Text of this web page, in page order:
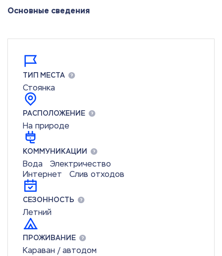
Основные сведения
ТИП МЕСТА
Стоянка
РАСПОЛОЖЕНИЕ
На природе
КОММУНИКАЦИИ
Вода
Электричество
Интернет
Слив отходов
СЕЗОННОСТЬ
Летний
ПРОЖИВАНИЕ
Караван / автодом